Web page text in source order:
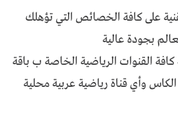
على كافة الخصائص التي تؤهلك
بجودة عالية
القنوات الرياضية الخاصة ب باقة
وأي قناة رياضية عربية محلية